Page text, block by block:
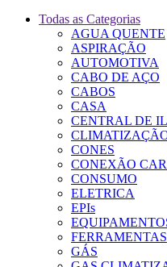
Todas as Categorias
AGUA QUENTE
ASPIRAÇÃO
AUTOMOTIVA
CABO DE AÇO
CABOS
CASA
CENTRAL DE
CONES
CONEXÃO
CONSUMO
ELETRICA
EPIs
FERRAMENTAS
GÁS